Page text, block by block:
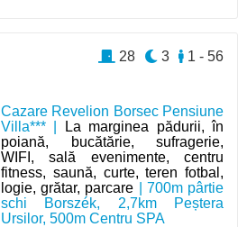
Cazare Revelion Borsec Pensiune
Villa*** |
La marginea pădurii, în
poiană, bucătărie, sufragerie,
WIFI, sală evenimente, centru
fitness, saună, curte, teren fotbal,
logie, grătar, parcare | 700m pârtie
schi Borszék, 2,7km Peștera
Ursilor, 500m Centru SPA
1 - 56
3
28